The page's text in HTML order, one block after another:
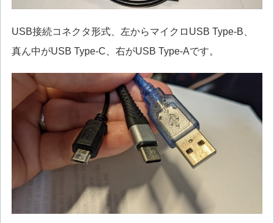
USB接続コネクタ形式、左からマイクロUSB Type-B、
真ん中がUSB Type-C、右がUSB Type-Aです。